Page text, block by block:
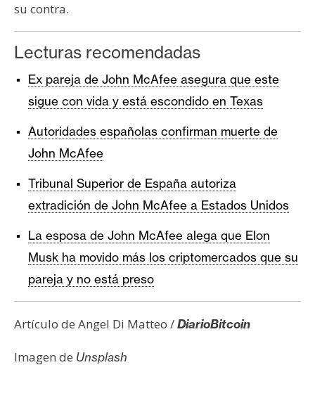
su contra.
Lecturas recomendadas
Ex pareja de John McAfee asegura que este
sigue con vida y está escondido en Texas
Autoridades españolas confirman muerte de
John McAfee
Tribunal Superior de España autoriza
extradición de John McAfee a Estados Unidos
La esposa de John McAfee alega que Elon
Musk ha movido más los criptomercados que su
pareja y no está preso
Artículo de Angel Di Matteo /DiarioBitcoin
Imagen de Unsplash